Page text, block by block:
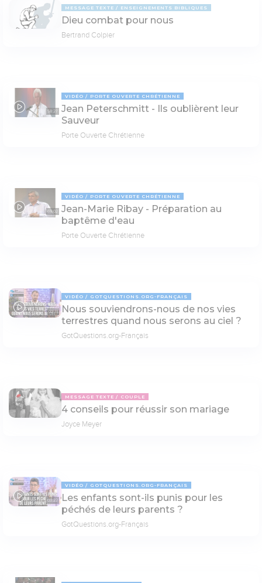
MESSAGE TEXTE ENSEIGNEMENTS BIBLIQUES
Dieu combat pour nous
Bertrand Colpier
58:27
VIDÉO PORTE OUVERTE CHRÉTIENNE
Jean Peterschmitt - Ils oublièrent leur
Sauveur
Porte Ouverte Chrétienne
69:02
VIDÉO PORTE OUVERTE CHRÉTIENNE
Jean-Marie Ribay - Préparation au
baptême d'eau
Porte Ouverte Chrétienne
02:31
VIDÉO GOTQUESTIONS.ORG-FRANÇAIS
Nous souviendrons-nous de nos vies
terrestres quand nous serons au ciel ?
GotQuestions.org-Français
MESSAGE TEXTE COUPLE
4 conseils pour réussir son mariage
Joyce Meyer
03:22
VIDÉO GOTQUESTIONS.ORG-FRANÇAIS
Les enfants sont-ils punis pour les
péchés de leurs parents ?
GotQuestions.org-Français